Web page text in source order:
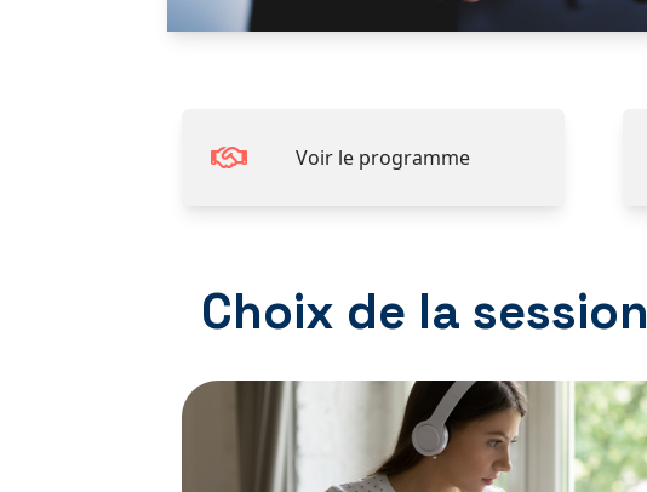
Voir le programme
Choix de la session